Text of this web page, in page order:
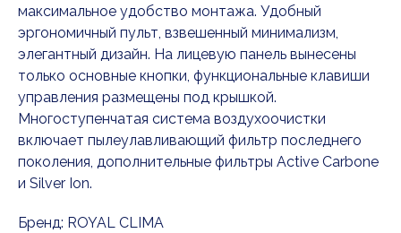
максимальное удобство монтажа. Удобный
эргономичный пульт, взвешенный минимализм,
элегантный дизайн. На лицевую панель вынесены
только основные кнопки, функциональные клавиши
управления размещены под крышкой.
Многоступенчатая система воздухоочистки
включает пылеулавливающий фильтр последнего
поколения, дополнительные фильтры Active Carbone
и Silver Ion.
Бренд: ROYAL CLIMA